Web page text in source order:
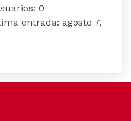
0
entrada: agosto 7,